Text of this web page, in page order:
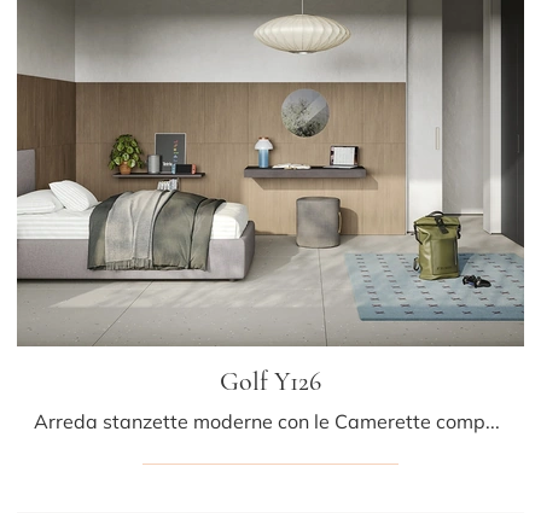
Golf Y126
Arreda stanzette moderne con le Camerette componibili Colombini Casa! Il modello Golf Y126 in melaminico è per ragazzi.